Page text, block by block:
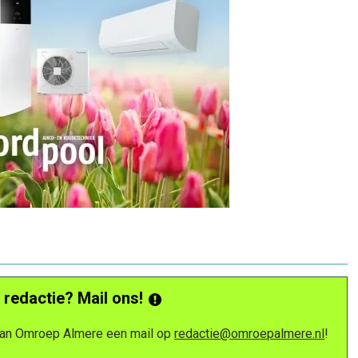
Mail ons!
Omroep Almere een mail opredactie@omroepalmere.nl!